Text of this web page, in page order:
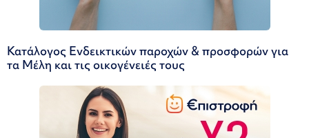
Κατάλογος Ενδεικτικών παροχών & προσφορών για
τα Μέλη και τις οικογένειές τους